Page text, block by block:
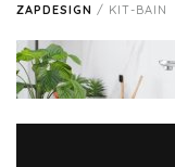
ZAPDESIGN / KIT-BAIN